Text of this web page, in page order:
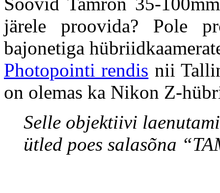
järele proovida? Pole
bajonetiga
Photopointi rendis nii
on olemas ka Nikon Z-
Selle objektiivi
ütled poes salasõna